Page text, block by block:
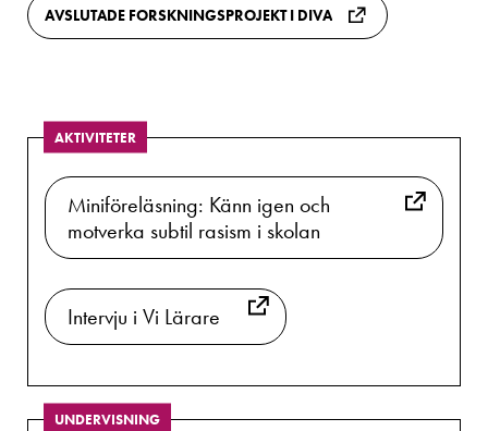
AVSLUTADE FORSKNINGSPROJEKT I DIVA
AKTIVITETER
Miniföreläsning: Känn igen och
motverka subtil rasism i skolan
Intervju i Vi Lärare
UNDERVISNING